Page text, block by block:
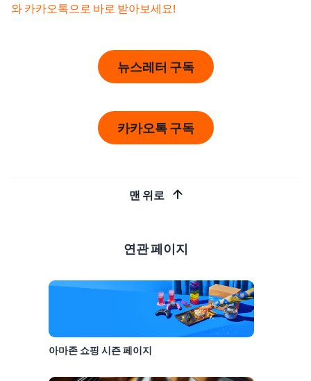
와 카카오톡으로 바로 받아보세요!
뉴스레터 구독
카카오톡 구독
맨 위로
연관 페이지
아마존 쇼핑 시즌 페이지